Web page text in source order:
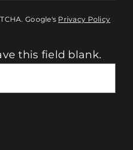
Google's Privacy Policy
this field blank.